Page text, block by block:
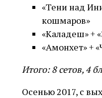
«Тени над
кошмаров»
«Каладеш» +
«Амонхет» +
Итого: 8 сетов, 4
Осенью 2017, с